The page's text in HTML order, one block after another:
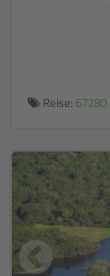
Reise: 67280